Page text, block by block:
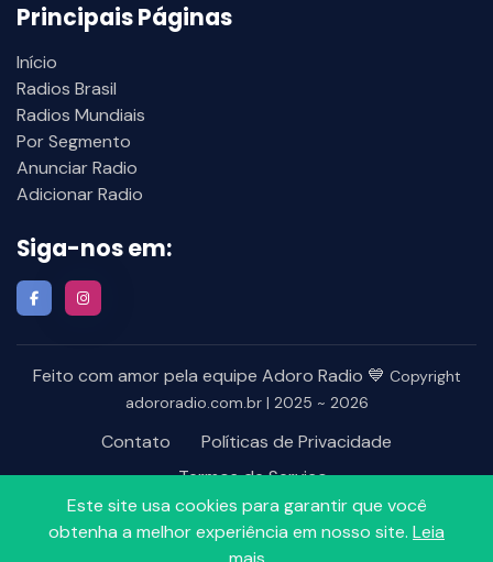
Este site usa cookies para garantir que você
obtenha a melhor experiência em nosso site. Leia
Principais Páginas
Início
Radios Brasil
Radios Mundiais
Por Segmento
Anunciar Radio
Adicionar Radio
Siga-nos em:
Feito com amor pela equipe Adoro Radio 💙 Copyright
adororadio.com.br | 2025 ~ 2026
Contato
Políticas de Privacidade
Termos de Serviço